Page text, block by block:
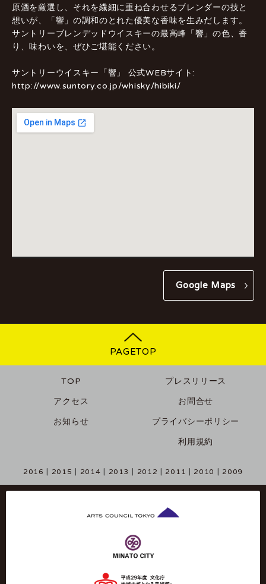
原酒を厳選し、それを繊細に重ね合わせるブレンダーの技と
想いが、「響」の調和のとれた優美な香味を生みだします。
サントリーブレンデッドウイスキーの最高峰「響」の色、香
り、味わいを、ぜひご堪能ください。
サントリーウイスキー「響」 公式WEBサイト:
http://www.suntory.co.jp/whisky/hibiki/
Google Maps
PAGETOP
TOP
アクセス
お知らせ
プレスリリース
お問合せ
プライバシーポリシー
利用規約
2016 2015 2014 2013 2012 2011 2010 2009